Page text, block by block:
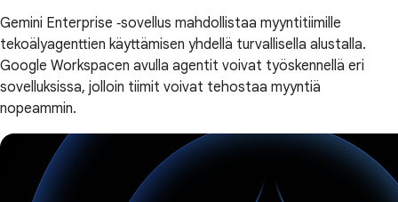
Gemini Enterprise ‑sovellus mahdollistaa myyntitiimille
tekoälyagenttien käyttämisen yhdellä turvallisella alustalla.
Google Workspacen avulla agentit voivat työskennellä eri
sovelluksissa, jolloin tiimit voivat tehostaa myyntiä
nopeammin.